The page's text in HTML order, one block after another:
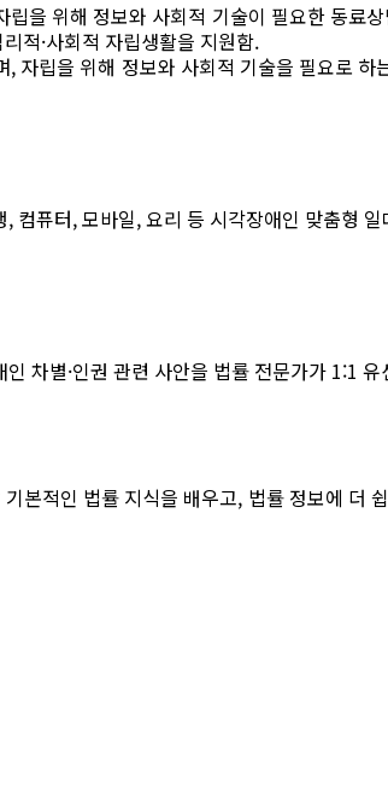
을 위해 정보와 사회적 기술이 필요한 동료
적·사회적 자립생활을 지원함.
, 자립을 위해 정보와 사회적 기술을 필요로 하
, 컴퓨터,모바일,요리 등 시각장애인 맞춤형
인 차별·인권 관련 사안을 법률 전문가가 1:1 유
본적인 법률 지식을 배우고, 법률 정보에 더